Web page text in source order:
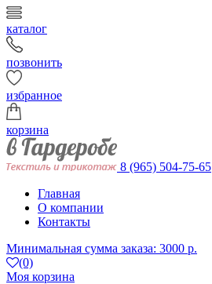
каталог
позвонить
избранное
корзина
8 (965) 504-75-65
Главная
О компании
Контакты
Минимальная сумма заказа: 3000 р.
(0)
Моя корзина